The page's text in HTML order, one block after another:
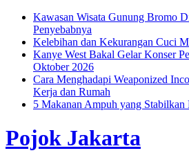
Kawasan Wisata Gunung Bromo
Penyebabnya
Kelebihan dan Kekurangan Cuci
Kanye West Bakal Gelar Konser
Oktober 2026
Cara Menghadapi Weaponized
Kerja dan Rumah
5 Makanan Ampuh yang
Pojok Jakarta